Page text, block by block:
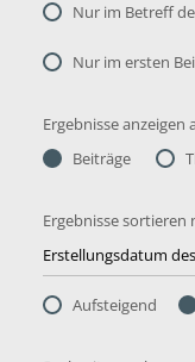
Nur im Betreff
Nur im ersten
Ergebnisse anzeigen
Beiträge
Ergebnisse sortieren
Aufsteigend